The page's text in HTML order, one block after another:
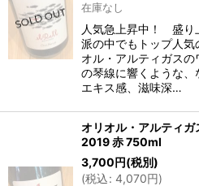
在庫なし
人気急上昇中！ 盛り
派の中でもトップ人
オル・アルティガス
の琴線に響くような
エキス感、滋味深…
オリオル・アルティ
2019 赤 750ml
3,700円(税別)
(税込: 4,070円)